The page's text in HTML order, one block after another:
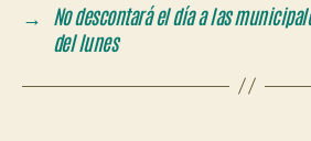
→
No descontará el día a las
del lunes